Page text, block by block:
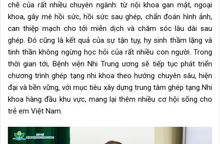
chẽ của rất nhiều chuyên ngành: từ nội khoa gan mật, ngoại
khoa, gây mê hồi sức, hồi sức sau ghép, chẩn đoán hình ảnh,
can thiệp mạch cho tới miễn dịch và chăm sóc lâu dài sau
ghép. Đó cũng là kết quả của sự tận tụy, hy sinh thầm lặng và
tinh thần không ngừng học hỏi của rất nhiều con người. Trong
thời gian tới, Bệnh viện Nhi Trung ương sẽ tiếp tục phát triển
chương trình ghép tạng nhi khoa theo hướng chuyên sâu, hiện
đại và bền vững, với mục tiêu xây dựng trung tâm ghép tạng Nhi
khoa hàng đầu khu vực, mang lại thêm nhiều cơ hội sống cho
trẻ em Việt Nam.